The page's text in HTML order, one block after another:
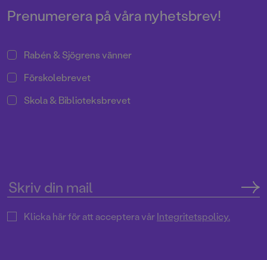
Prenumerera på våra nyhetsbrev!
Rabén & Sjögrens vänner
Förskolebrevet
Skola & Biblioteksbrevet
Klicka här för att acceptera vårIntegritetspolicy.